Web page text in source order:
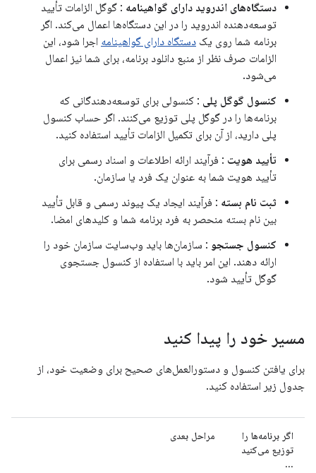
دستگاه‌های اندروید دارای گواهینامه : گوگل الزامات تأیید
توسعه‌دهنده اندروید را در این دستگاه‌ها اعمال می‌کند. اگر
برنامه شما روی یک دستگاه دارای گواهینامه اجرا شود، این
الزامات صرف نظر از منبع دانلود برنامه، برای شما نیز اعمال
می‌شود.
کنسول گوگل پلی : کنسولی برای توسعه‌دهندگانی که
برنامه‌ها را در گوگل پلی توزیع می‌کنند. اگر حساب کنسول
پلی دارید، از آن برای تکمیل الزامات تأیید استفاده کنید.
تأیید هویت : فرآیند ارائه اطلاعات و اسناد رسمی برای
تأیید هویت شما به عنوان یک فرد یا سازمان.
ثبت نام بسته : فرآیند ایجاد یک پیوند رسمی و قابل تأیید
بین نام بسته منحصر به فرد برنامه شما و کلیدهای امضا.
کنسول جستجو : سازمان‌ها باید وب‌سایت سازمان خود را
ارائه دهند. این امر باید با استفاده از کنسول جستجوی
گوگل تأیید شود.
مسیر خود را پیدا کنید
برای یافتن کنسول و دستورالعمل‌های صحیح برای وضعیت خود، از
جدول زیر استفاده کنید.
اگر برنامه‌ها را
توزیع می‌کنید
...
مراحل بعدی